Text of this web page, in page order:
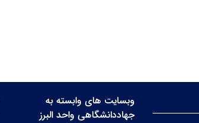
وبسایت های وابسته به
جهاددانشگاهی واحد البرز